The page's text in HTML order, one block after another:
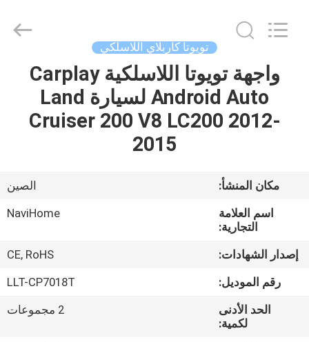
منزل،
أشرطة
فيديو
معلومات
جولة
Electron
Co.,Ltd.
تويوتا كاربلاي اللاسلكي
واجهة تويوتا اللاسلكية Carplay
Android Auto لسيارة Land
Cruiser 200 V8 LC200 2012-
2015
مكان المنشأ:
الصين
اسم العلامة
التجارية:
NaviHome
إصدار الشهادات:
CE, RoHS
رقم الموديل:
LLT-CP7018T
الحد الأدنى
لكمية:
2 مجموعات